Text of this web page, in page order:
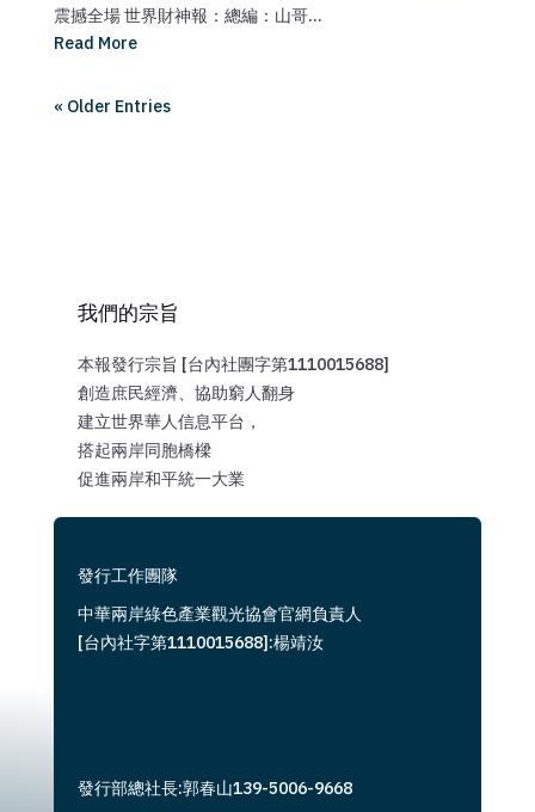
震撼全場 世界財神報：總編：山哥...
Read More
« Older Entries
我們的宗旨
本報發行宗旨 [台內社團字第1110015688]
創造庶民經濟、協助窮人翻身
建立世界華人信息平台，
搭起兩岸同胞橋樑
促進兩岸和平統一大業
發行工作團隊
中華兩岸綠色產業觀光協會官網負責人
[台內社字第1110015688]:楊靖汝
發行部總社長:郭春山139-5006-9668